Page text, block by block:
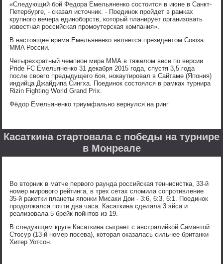
«Следующий бой Федора Емельяненко состоится в июне в Санкт-
Петербурге, - сказал источник. - Поединок пройдет в рамках
крупного вечера единоборств, который планирует организовать
известная российская промоутерская компания».
В настоящее время Емельяненко является президентом Союза
MMA России.
Четырехкратный чемпион мира ММА в тяжелом весе по версии
Pride FC Емельяненко 31 декабря 2015 года, спустя 3,5 года
после своего предыдущего боя, нокаутировал в Сайтаме (Япония)
индийца Джайдипа Сингха. Поединок состоялся в рамках турнира
Rizin Fighting World Grand Prix.
Фёдор Емельяненко триумфально вернулся на ринг
Касаткина стартовала с победы на турнире
в Монреале
Во вторник в матче первого раунда российская теннисистка, 33-й
номер мирового рейтинга, в трех сетах сломила сопротивление
35-й ракетки планеты японки Мисаки Дои - 3:6, 6:3, 6:1. Поединок
продолжался почти два часа. Касаткина сделала 3 эйса и
реализовала 5 брейк-пойнтов из 19.
В следующем круге Касаткина сыграет с австралийкой Самантой
Стосур (13-й номер посева), которая оказалась сильнее британки
Хитер Уотсон.